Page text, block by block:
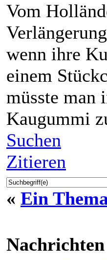
Vom
wenn ihre
einem
müsste man
Kaugummi
Suchen
Zitieren
« Ein